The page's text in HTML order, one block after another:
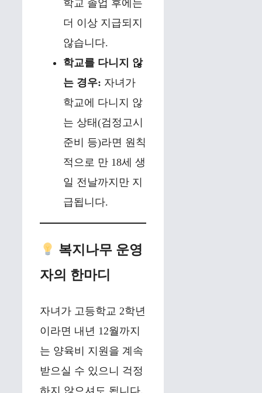
학교 졸업 후에는
더 이상 지급되지
않습니다.
학교를 다니지 않
는 경우: 자녀가
학교에 다니지 않
는 상태(검정고시
준비 등)라면 원칙
적으로 만 18세 생
일 전날까지만 지
급됩니다.
복지나무 운영
자의 한마디
자녀가 고등학교 2학년
이라면 내년 12월까지
는 양육비 지원을 계속
받으실 수 있으니 걱정